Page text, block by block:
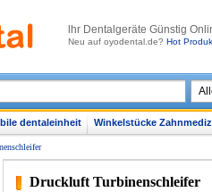
lhr Dentalgeräte Günstig
Neu auf oyodental.de? Hot
dentaleinheit Winkelstücke
Druckluft Turbinenschleifer